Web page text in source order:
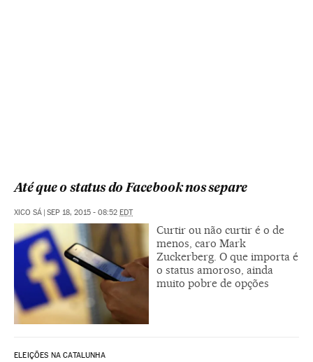
Até que o status do Facebook nos separe
XICO SÁ | SEP 18, 2015 - 08:52 EDT
Curtir ou não curtir é o de
menos, caro Mark
Zuckerberg. O que importa é
o status amoroso, ainda
muito pobre de opções
ELEIÇÕES NA CATALUNHA